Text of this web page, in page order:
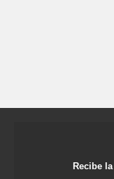
Recibe